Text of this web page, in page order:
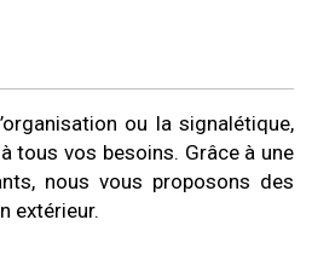
ou la signalétique,
tous vos besoins. Grâce à une
nous vous proposons des
extérieur.